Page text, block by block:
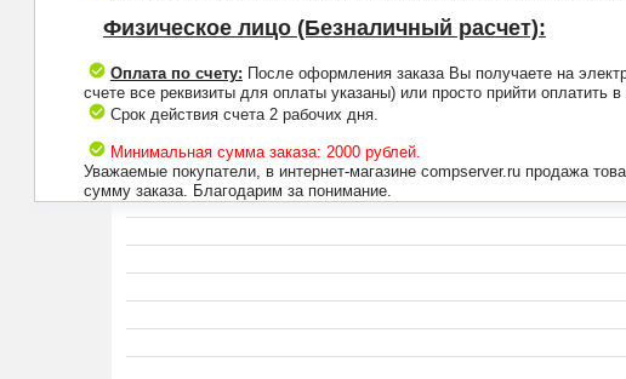
Физическое лицо (Безналичный расчет):
Оплата по счету: После оформления заказа Вы получаете на
счете все реквизиты для оплаты указаны) или просто прийти оплатить
Срок действия счета 2 рабочих дня.
Минимальная сумма заказа: 2000 рублей.
Уважаемые покупатели, в интернет-магазине compserver.ru продажа
сумму заказа. Благодарим за понимание.